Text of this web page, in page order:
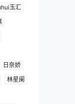
玉汇
日奈娇
林星阑